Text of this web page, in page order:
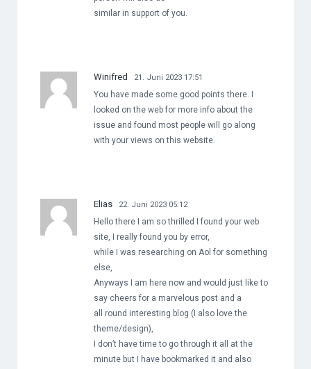
similar in support of you.
Winifred 21. Juni 2023 17:51
You have made some good points there. I
looked on the web for more info about the
issue and found most people will go along
with your views on this website.
Elias 22. Juni 2023 05:12
Hello there I am so thrilled I found your web
site, I really found you by error,
while I was researching on Aol for something
else,
Anyways I am here now and would just like to
say cheers for a marvelous post and a
all round interesting blog (I also love the
theme/design),
I don’t have time to go through it all at the
minute but I have bookmarked it and also